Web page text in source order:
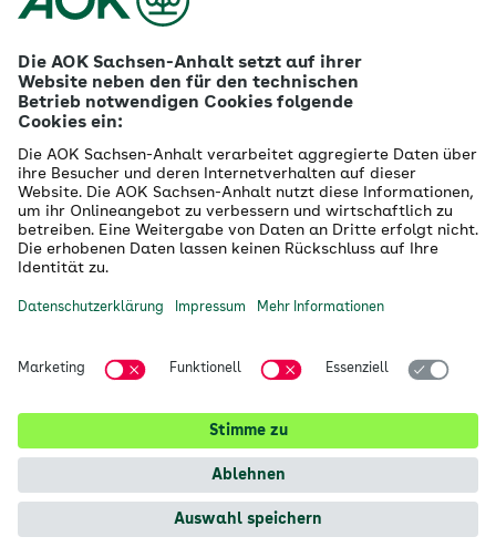
Karriere
Betriebliches Gesundheitsmanagement
Firmenkunden
Gesundheitspartner
Betreuer- & Bevollmächtigte
Die AOK - Wir über uns
Grounding Page
Innovationsportal
Presse
Selbstverwaltung
Ihre AOK Sachsen-Anhalt vor Ort
Magdeburg
Halle
alle Kundencenter anzeigen